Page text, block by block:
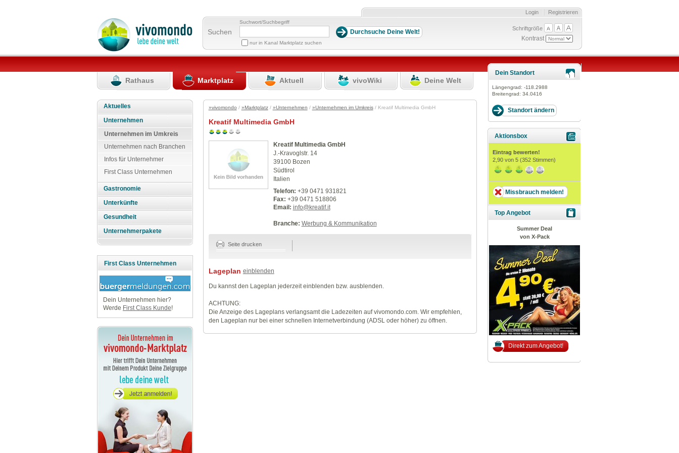
Registrieren
Login
Suchen
Suchwort/Suchbegriff
nur in Kanal Marktplatz suchen
Schriftgröße
Kontrast
Rathaus Marktplatz Aktuell vivoWiki Deine Welt
Aktuelles
Unternehmen
Unternehmen im Umkreis
Unternehmen nach Branchen
Infos für Unternehmer
First Class Unternehmen
Gastronomie
Unterkünfte
Gesundheit
Unternehmerpakete
First Class Unternehmen
Dein Unternehmen hier?
Werde First Class Kunde!
»vivomondo / »Marktplatz/ »Unternehmen / »Unternehmen im Umkreis/ Kreatif Multimedia GmbH
Kreatif Multimedia GmbH
Kreatif Multimedia GmbH
J.-Kravoglstr. 14
39100 Bozen
Südtirol
Italien
Telefon: +39 0471 931821
Fax: +39 0471 518806
Email: info@kreatif.it
Branche: Werbung & Kommunikation
Seite drucken
Lageplan einblenden
Du kannst den Lageplan jederzeit einblenden bzw. ausblenden.
ACHTUNG:
Die Anzeige des Lageplans verlangsamt die Ladezeiten auf vivomondo.com. Wir empfehlen,
den Lageplan nur bei einer schnellen Internetverbindung (ADSL oder höher) zu öffnen.
Dein Standort
Längengrad: -118.2988
Breitengrad: 34.0416
Aktionsbox
Eintrag bewerten!
2,90 von 5 (352 Stimmen)
Missbrauch melden!
Top Angebot
Summer Deal
von X-Pack
Direkt zum Angebot!